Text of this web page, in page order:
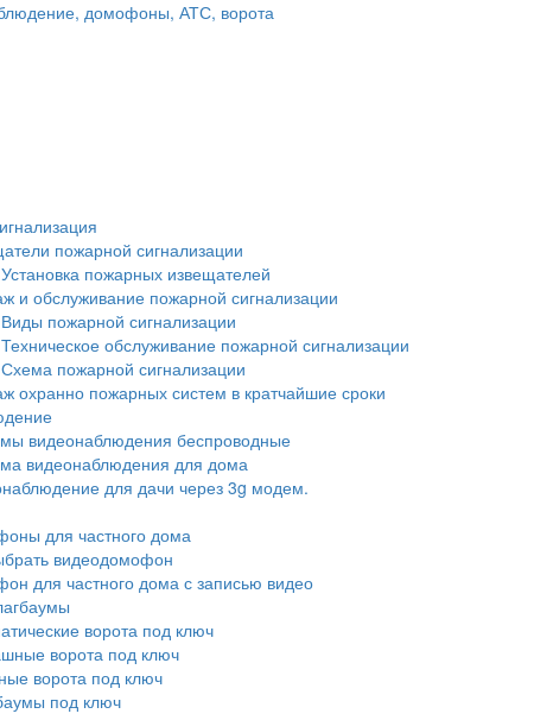
домофоны, АТС, ворота
пожарной сигнализации
Установка пожарных извещателей
и обслуживание пожарной сигнализации
Виды пожарной сигнализации
Техническое обслуживание пожарной сигнализации
Схема пожарной сигнализации
охранно пожарных систем в кратчайшие сроки
видеонаблюдения беспроводные
видеонаблюдения для дома
для дачи через 3g модем.
для частного дома
видеодомофон
для частного дома с записью видео
ворота под ключ
ворота под ключ
ворота под ключ
под ключ